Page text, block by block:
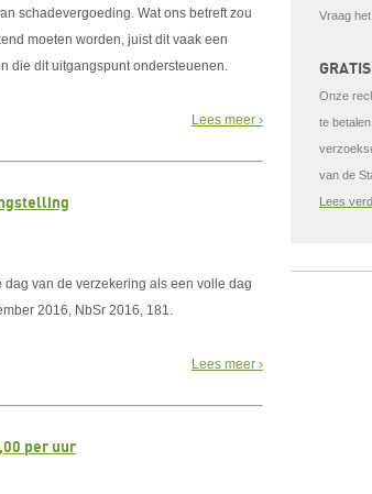
schadevergoeding. Wat ons betreft zou
moeten worden, juist dit vaak een
die dit uitgangspunt ondersteuenen.
Lees meer ›
van de verzekering als een volle dag
2016, NbSr 2016, 181.
Lees meer ›
per uur
Vraag het
Onze
te
van de
Lees